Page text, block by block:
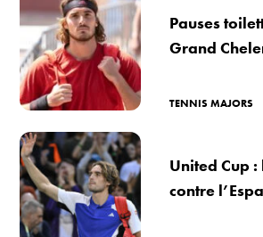
Pauses
Grand
TENNIS MAJORS
United Cup
contre